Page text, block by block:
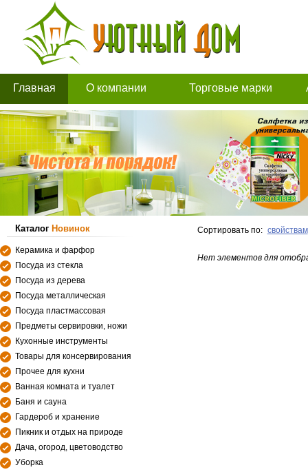
Главная О компании Торговые марки
Каталог Новинок
Керамика и фарфор
Посуда из стекла
Посуда из дерева
Посуда металлическая
Посуда пластмассовая
Предметы сервировки, ножи
Кухонные инструменты
Товары для консервирования
Прочее для кухни
Ванная комната и туалет
Баня и сауна
Гардероб и хранение
Пикник и отдых на природе
Дача, огород, цветоводство
Уборка
Сортировать по: свойствам
Нет элементов для